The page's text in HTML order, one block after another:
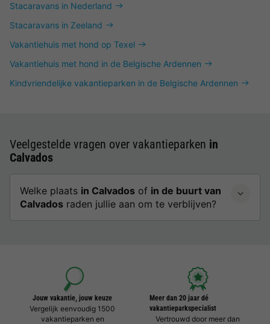
Stacaravans in Nederland
Stacaravans in Zeeland
Vakantiehuis met hond op Texel
Vakantiehuis met hond in de Belgische Ardennen
Kindvriendelijke vakantieparken in de Belgische Ardennen
Veelgestelde vragen over vakantieparken in
Calvados
Welke plaats in Calvados of in de buurt van
Calvados raden jullie aan om te verblijven?
Jouw vakantie, jouw keuze
Vergelijk eenvoudig 1500
vakantieparken en
Meer dan 20 jaar dé
vakantieparkspecialist
Vertrouwd door meer dan